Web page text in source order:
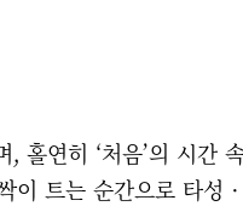
홀연히 ‘처음’의 시간
이 트는 순간으로 타성